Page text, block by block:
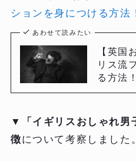
ションを身につける方法
あわせて読みたい
【英国
リス流
る方法
▼
「イギリスおしゃれ
徴について考察しました。